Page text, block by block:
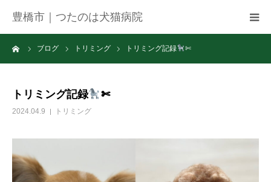
豊橋市｜つたのは犬猫病院
ブログ トリミング トリミング記録 ✄
トリミング記録 ✄
2024.04.9 トリミング
病院紹介